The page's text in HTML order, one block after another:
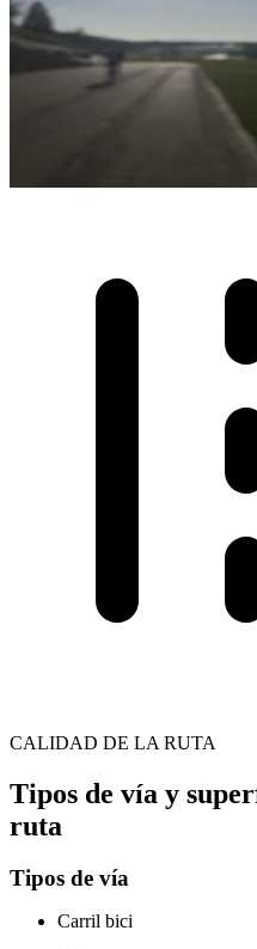
CALIDAD DE LA RUTA
Tipos de vía y
ruta
Tipos de vía
Carril bici